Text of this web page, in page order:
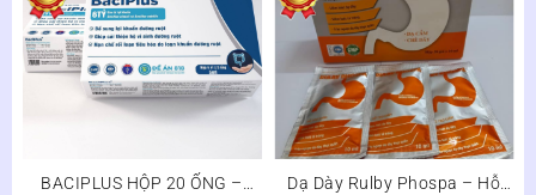
BACIPLUS HỘP 20 ỐNG –
Dạ Dày Rulby Phospa – Hỗ